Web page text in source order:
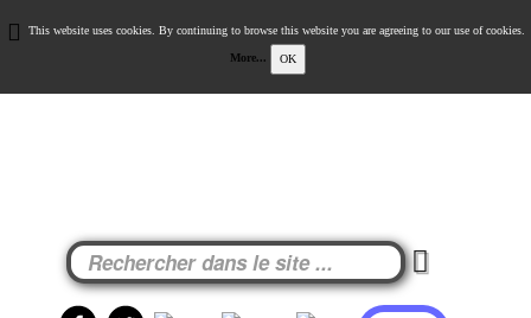
This website uses cookies. By continuing to browse this website you are agreeing to our use of cookies.
More... OK